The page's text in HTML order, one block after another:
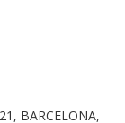
BARCELONA,